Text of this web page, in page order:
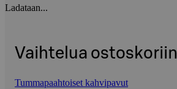
Ladataan...
Vaihtelua ostoskoriin
Tummapaahtoiset kahvipavut